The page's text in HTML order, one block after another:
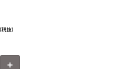
（税抜）